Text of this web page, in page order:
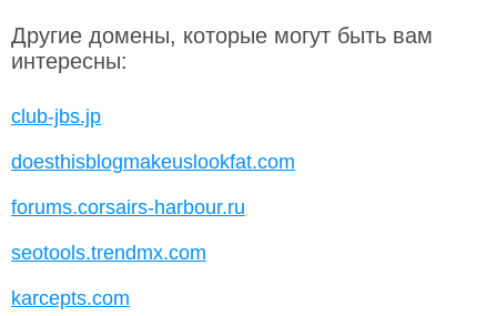
Другие домены, которые могут быть вам
интересны:
club-jbs.jp
doesthisblogmakeuslookfat.com
forums.corsairs-harbour.ru
seotools.trendmx.com
karcepts.com